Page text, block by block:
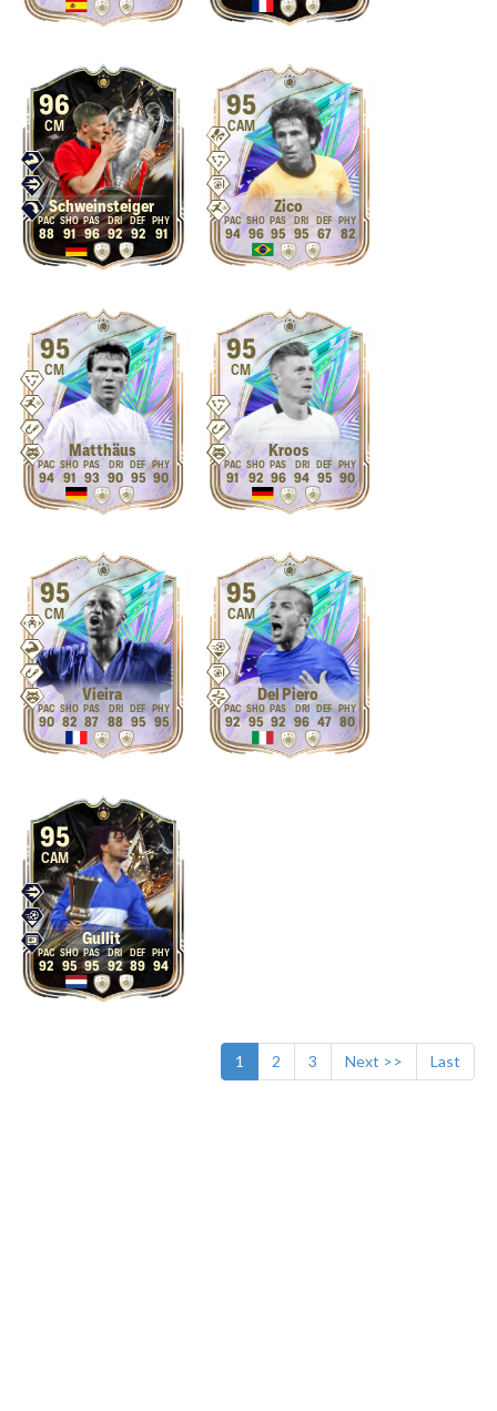
96
CM
Schweinsteiger
88 91 96 92 92 91
95
CAM
Zico
94 96 95 95 67 82
95
CM
Matthäus
94 91 93 90 95 90
95
CM
Kroos
91 92 96 94 95 90
95
CM
Vieira
90 82 87 88 95 95
95
CAM
Del Piero
92 95 92 96 47 80
95
CAM
Gullit
92 95 95 92 89 94
1 2 3 Next >> Last